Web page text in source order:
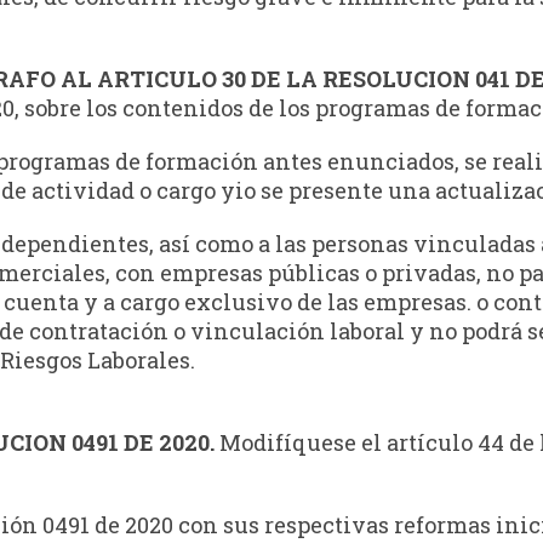
AL ARTICULO 30 DE LA RESOLUCION 041
sobre los contenidos de los programas de
de formación antes enunciados, se
actividad o cargo yio se presente una
así como a las personas
con empresas públicas o privadas, no
y a cargo exclusivo de las empresas. o
contratación o vinculación laboral y no podrá
Laborales.
0491 DE 2020. Modifíquese el artículo 44 de
0491 de 2020 con sus respectivas reformas